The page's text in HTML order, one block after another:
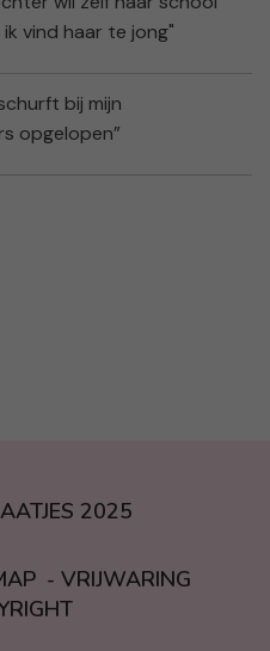
vind haar te jong"
bij mijn
opgelopen”
2025
VRIJWARING